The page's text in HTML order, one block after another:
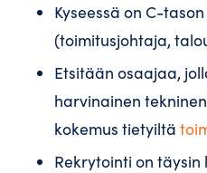
Kyseessä on C-
(toimitusjohtaja,
Etsitään osaajaa,
harvinainen
kokemus tietyiltä
Rekrytointi on